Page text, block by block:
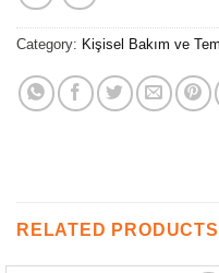
Category: Kişisel Bakım ve
RELATED PRODUCTS